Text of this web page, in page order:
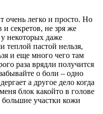
очень легко и просто. Но
секретов, не зря же
у некоторых даже
теплой пастой нельзя,
и еще много чего там
раза врядли получится
о боли – одно
а другое дело когда
блок какойто в голове
большие участки кожи